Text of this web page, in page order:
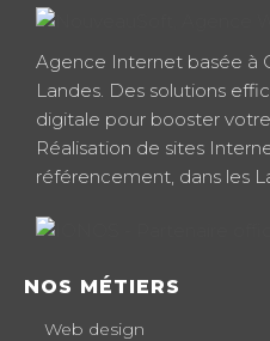
Agence Internet basée à
Landes. Des solutions
digitale pour booster
Réalisation de sites
référencement, dans les
NOS MÉTIERS
Web design